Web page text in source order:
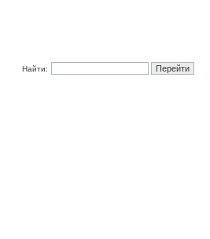
Найти: